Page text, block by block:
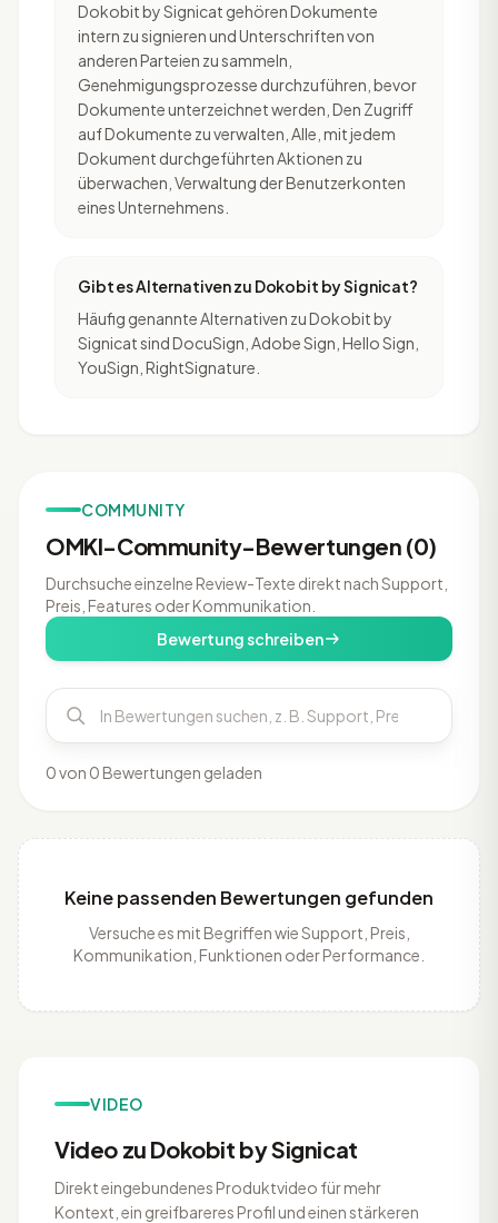
Dokobit by Signicat gehören Dokumente
intern zu signieren und Unterschriften von
anderen Parteien zu sammeln,
Genehmigungsprozesse durchzuführen, bevor
Dokumente unterzeichnet werden, Den Zugriff
auf Dokumente zu verwalten, Alle, mit jedem
Dokument durchgeführten Aktionen zu
überwachen, Verwaltung der Benutzerkonten
eines Unternehmens.
Gibt es Alternativen zu Dokobit by Signicat?
Häufig genannte Alternativen zu Dokobit by
Signicat sind DocuSign, Adobe Sign, Hello Sign,
YouSign, RightSignature.
COMMUNITY
OMKI-Community-Bewertungen (0)
Durchsuche einzelne Review-Texte direkt nach Support,
Preis, Features oder Kommunikation.
Bewertung schreiben
0 von 0 Bewertungen geladen
Keine passenden Bewertungen gefunden
Versuche es mit Begriffen wie Support, Preis,
Kommunikation, Funktionen oder Performance.
VIDEO
Video zu Dokobit by Signicat
Direkt eingebundenes Produktvideo für mehr
Kontext, ein greifbareres Profil und einen stärkeren